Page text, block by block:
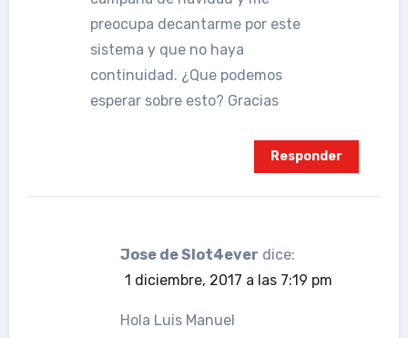
preocupa decantarme por este
sistema y que no haya
continuidad. ¿Que podemos
esperar sobre esto? Gracias
Responder
Jose de Slot4ever dice:
1 diciembre, 2017 a las 7:19 pm
Hola Luis Manuel